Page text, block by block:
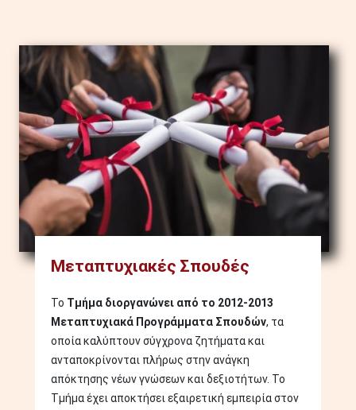
Image
Μεταπτυχιακές Σπουδές
Το Τμήμα διοργανώνει από το 2012-2013
Μεταπτυχιακά Προγράμματα Σπουδών, τα
οποία καλύπτουν σύγχρονα ζητήματα και
ανταποκρίνονται πλήρως στην ανάγκη
απόκτησης νέων γνώσεων και δεξιοτήτων. Το
Τμήμα έχει αποκτήσει εξαιρετική εμπειρία στον